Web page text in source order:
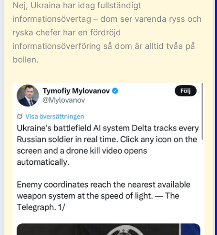
Nej, Ukraina har idag fullständigt
informationsövertag – dom ser varenda ryss och
ryska chefer har en fördröjd
informationsöverföring så dom är alltid tvåa på
bollen.